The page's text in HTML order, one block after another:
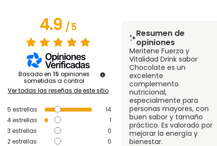
4.9/5
Basado en 15 opiniones
sometidas a control
Ver todas las reseñas de este sitio
5 estrellas
14
4estrellas
1
3 estrellas
0
2estrellas
0
Resumen de
opiniones
Meritene Fuerza y
Vitalidad Drink sabor
Chocolate es un
excelente
complemento
nutricional,
especialmente para
personas mayores, con
buen sabor y tamaño
práctico. Es valorado por
mejorar la energía y
bienestar.